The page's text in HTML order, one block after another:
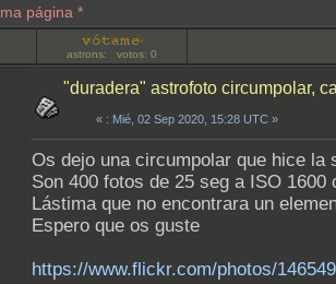
página *
astrons: votos: 0
"duradera" astrofoto circumpolar,
« : Mié, 02 Sep 2020, 15:28 UTC »
Os dejo una circumpolar que hice la
Son 400 fotos de 25 seg a ISO
Lástima que no encontrara un
Espero que os guste
https://www.flickr.com/photos/